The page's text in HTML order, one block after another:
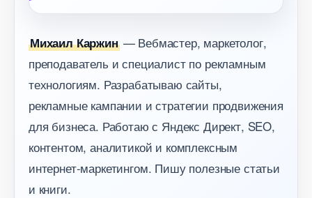
Михаил Каржин— Вебмастер, маркетолог,
преподаватель и специалист по рекламным
технологиям. Разрабатываю сайты,
рекламные кампании и стратегии продвижения
для бизнеса. Работаю с Яндекс Директ, SEO,
контентом, аналитикой и комплексным
интернет-маркетингом. Пишу полезные статьи
и книги.